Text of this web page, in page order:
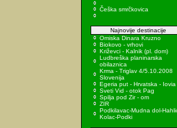
Češka smrčkovica
Najnovije destinacije
Omiska Dinara Kruzno
Biokovo - vrhovi
Križevci - Kalnik (pl. dom)
Ludbreška planinarska
obilaznica
Krma - Triglav 4/5.10.2008
Slovenija
Egeria put - Hrvatska - Iovia
Sveti Vid - otok Pag
Spilja pod Zir - om
ZIR
Podkilavac-Mudna dol-
Kolac-Podki